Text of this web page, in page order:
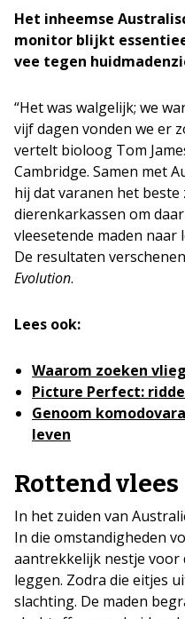
Het inheemse
monitor blijkt
vee tegen
“Het was walgelijk; we
vijf dagen vonden we er
vertelt bioloog Tom
Cambridge. Samen met
hij dat varanen het
dierenkarkassen om
vleesetende maden naar
De resultaten
Evolution.
Lees ook:
Waarom zoeken
Picture Perfect:
Genoom
leven
Rottend vlees
In het zuiden van
In die omstandigheden
aantrekkelijk nestje voor
leggen. Zodra die eitjes
slachting. De maden